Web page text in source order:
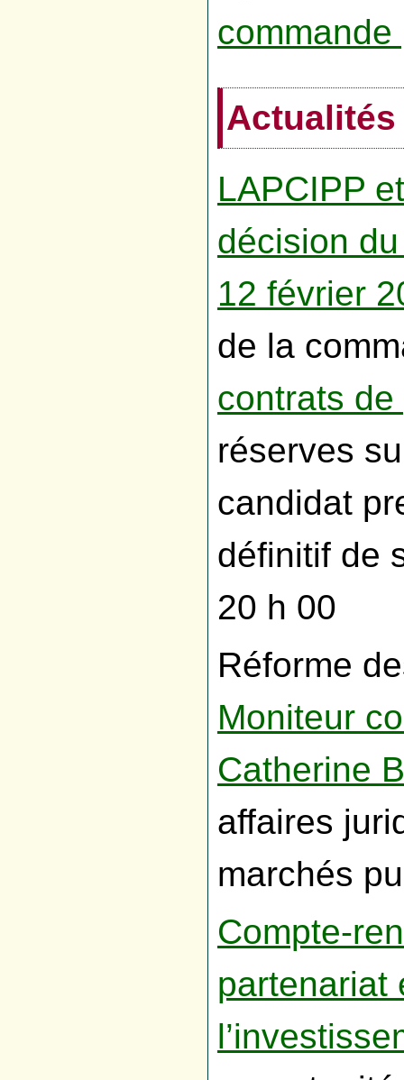
Actualités
LAPCIPP
décision
12 février
de la
contrats
réserves
candidat
définitif de
20 h 00
Réforme
Moniteur
Catherine
affaires
marchés
Compte-
partenariat